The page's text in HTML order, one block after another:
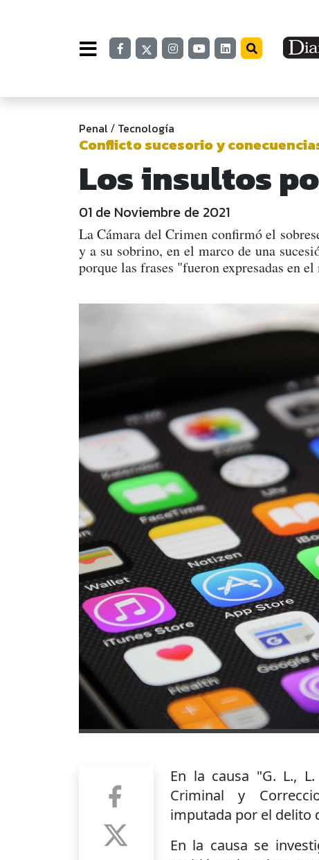
Penal/ Tecnología
Conflicto sucesorio y
Los insultos
01 de Noviembre de 2021
La Cámara del Crimen confirmó el
y a su sobrino, en el marco de una
porque las frases "fueron expresadas en
En la causa "G. L.,
Criminal y
imputada por el delito
En la causa se